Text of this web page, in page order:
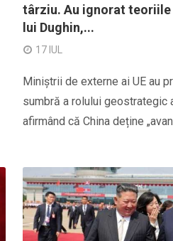
târziu. Au ignorat
lui Dughin,...
17 IUL
Miniștrii de externe ai UE au
sumbră a rolului geostrategic
afirmând că China deține